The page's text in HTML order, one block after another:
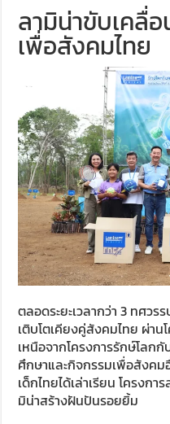
ลามิน่าขับเคลื่อ
เพื่อสังคมไทย
ตลอดระยะเวลากว่า 3 ทศว
เติบโตเคียงคู่สังคมไทย ผ่า
เหนือจากโครงการรักษ์โลก
ศึกษาและกิจกรรมเพื่อสังคม
เด็กไทยได้เล่าเรียน โครงก
มิน่าสร้างฝันปันรอยยิ้ม